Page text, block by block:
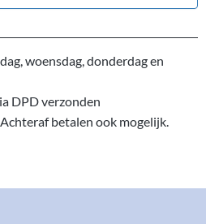
woensdag, donderdag en
DPD verzonden
betalen ook mogelijk.